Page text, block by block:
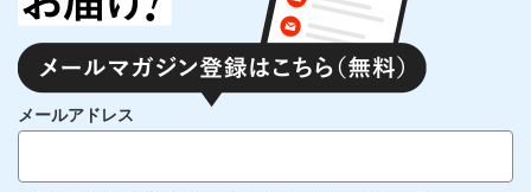
メールアドレス